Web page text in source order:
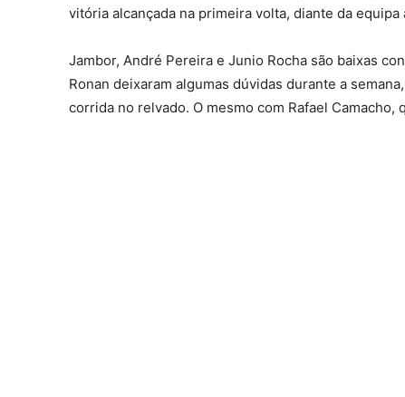
vitória alcançada na primeira volta, diante da equipa
Jambor, André Pereira e Junio Rocha são baixas
Ronan deixaram algumas dúvidas durante a
corrida no relvado. O mesmo com Rafael